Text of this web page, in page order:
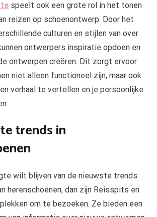
speelt ook een grote rol in het tonen
reizen op schoenontwerp. Door het
culturen en stijlen van over
ontwerpers inspiratie opdoen en
ontwerpen creëren. Dit zorgt ervoor
niet alleen functioneel zijn, maar ook
verhaal te vertellen en je persoonlijke
trends in
wilt blijven van de nieuwste trends
herenschoenen, dan zijn Reisspits en
om te bezoeken. Ze bieden een